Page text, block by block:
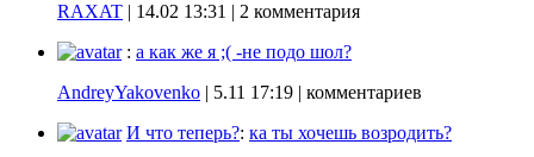
RAXAT | 14.02 13:31 | 2 комментария
: а как же я ;( -не подо шол?
AndreyYakovenko | 5.11 17:19 | комментариев
И что теперь?: ка ты хочешь возродить?